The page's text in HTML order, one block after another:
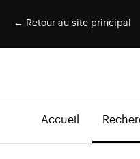
← Retour au site principal
Accueil